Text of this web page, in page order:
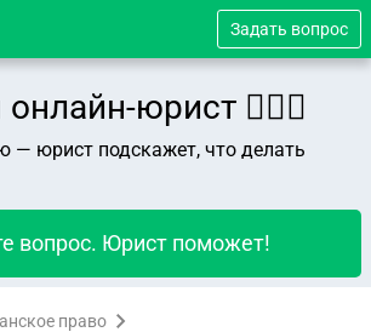
Задать вопрос
юрист 👨🏻‍⚖️
— юрист подскажет, что делать
вопрос. Юрист поможет!
право